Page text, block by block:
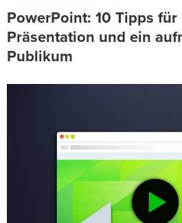
PowerPoint: 10 Tipps
Präsentation und ein
Publikum